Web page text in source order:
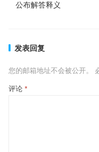
公布解答释义
发表回复
您的邮箱地址不会被公开。
评论 *